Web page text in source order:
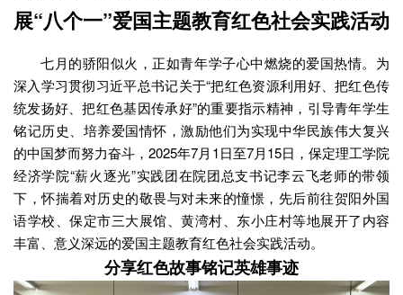
展“八个一”爱国主题教育红色社会实践活动
七月的骄阳似火，正如青年学子心中燃烧的爱国热情。为
深入学习贯彻习近平总书记关于“把红色资源利用好、把红色传
统发扬好、把红色基因传承好”的重要指示精神，引导青年学生
铭记历史、培养爱国情怀，激励他们为实现中华民族伟大复兴
的中国梦而努力奋斗，2025年7月1日至7月15日，保定理工学院
经济学院“薪火逐光”实践团在院团总支书记李云飞老师的带领
下，怀揣着对历史的敬畏与对未来的憧憬，先后前往贺阳外国
语学校、保定市三大展馆、黄湾村、东小庄村等地展开了内容
丰富、意义深远的爱国主题教育红色社会实践活动。
分享红色故事铭记英雄事迹